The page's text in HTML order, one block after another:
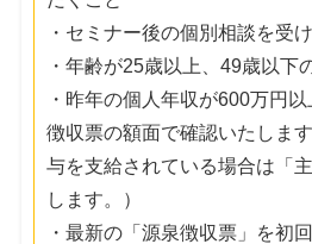
・セミナー後の個別相談を受
・年齢が25歳以上、49歳以下
・昨年の個人年収が600万円
徴収票の額面で確認いたしま
与を支給されている場合は「
します。）
・最新の「源泉徴収票」を初